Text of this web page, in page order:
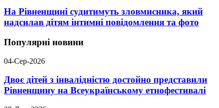
На Рівненщині судитимуть зловмисника, який
надсилав дітям інтимні повідомлення та фото
Популярні новини
04-Сер-2026
Двоє дітей з інвалідністю достойно представили
Рівненщину на Всеукраїнському етнофестивалі